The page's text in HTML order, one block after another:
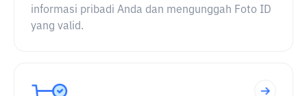
informasi pribadi Anda dan mengunggah Foto ID
yang valid.